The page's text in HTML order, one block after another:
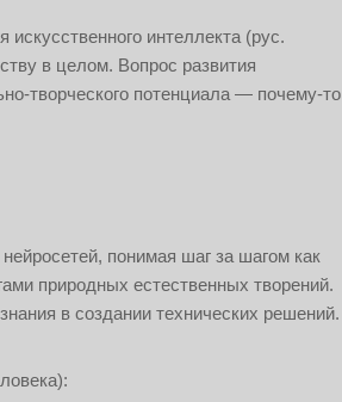
интеллекта (рус.
в целом. Вопрос развития
творческого потенциала — почему-то
понимая шаг за шагом как
природных естественных творений.
в создании технических решений.